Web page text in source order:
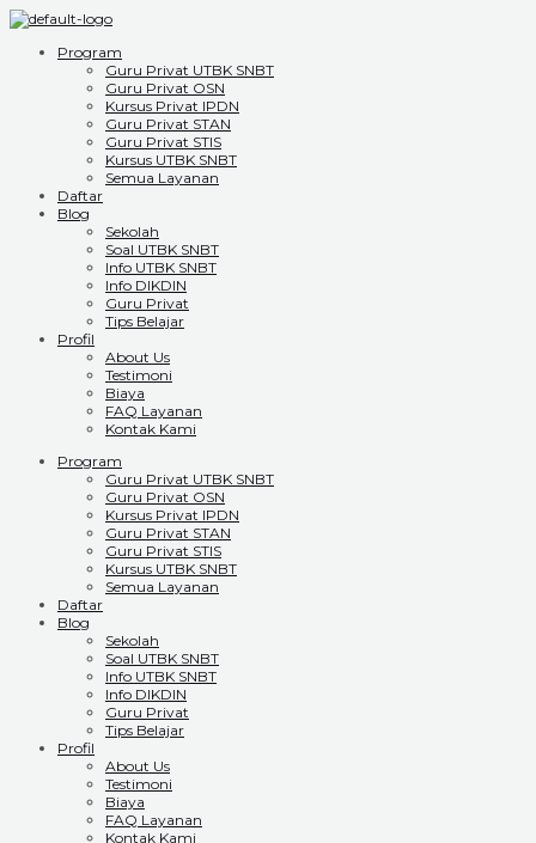
Program
Guru Privat UTBK SNBT
Guru Privat OSN
Kursus Privat IPDN
Guru Privat STAN
Guru Privat STIS
Kursus UTBK SNBT
Semua Layanan
Daftar
Blog
Sekolah
Soal UTBK SNBT
Info UTBK SNBT
Info DIKDIN
Guru Privat
Tips Belajar
Profil
About Us
Testimoni
Biaya
FAQ Layanan
Kontak Kami
Program
Guru Privat UTBK SNBT
Guru Privat OSN
Kursus Privat IPDN
Guru Privat STAN
Guru Privat STIS
Kursus UTBK SNBT
Semua Layanan
Daftar
Blog
Sekolah
Soal UTBK SNBT
Info UTBK SNBT
Info DIKDIN
Guru Privat
Tips Belajar
Profil
About Us
Testimoni
Biaya
FAQ Layanan
Kontak Kami